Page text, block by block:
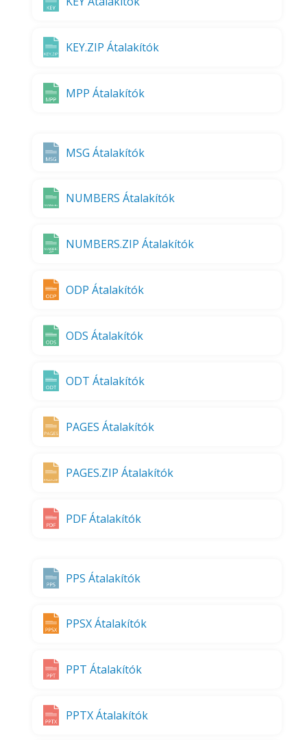
KEY.ZIP Átalakítók
MPP Átalakítók
MSG Átalakítók
NUMBERS Átalakítók
NUMBERS.ZIP Átalakítók
ODP Átalakítók
ODS Átalakítók
ODT Átalakítók
PAGES Átalakítók
PAGES.ZIP Átalakítók
PDF Átalakítók
PPS Átalakítók
PPSX Átalakítók
PPT Átalakítók
PPTX Átalakítók